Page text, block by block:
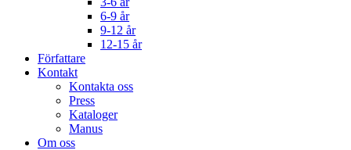
6-9 år
9-12 år
12-15 år
Författare
Kontakt
Kontakta oss
Press
Kataloger
Manus
Om oss